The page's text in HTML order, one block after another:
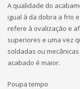
A qualidade do
igual à da dobra a frio
refere à ovalização e
superiores e uma vez
soldadas ou
acabado é maior.
Poupa tempo